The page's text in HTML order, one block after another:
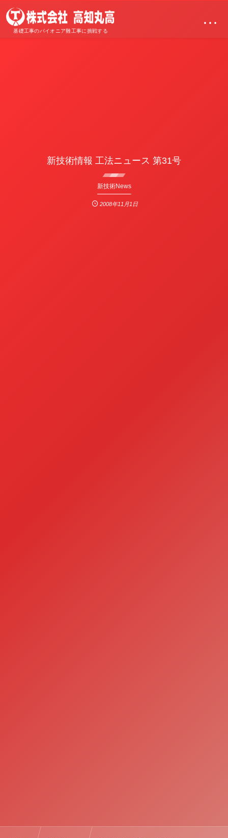
基礎工事のパイオニア難工事に挑戦する
…
新技術情報 工法ニュース 第31号
新技術News
2008年11月1日